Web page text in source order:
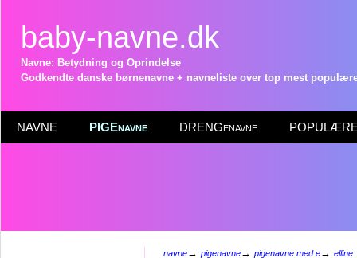
baby-navne.dk
Navne: Betydning og Oprindelse
Godkendte danske børnenavne + navneliste over top mest
NAVNE PIGEnavne DRENGenavne POPULÆRE
navne→ pigenavne→ pigenavne med e→ elline